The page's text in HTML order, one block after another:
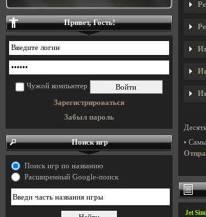
•
Jet
Привет, Гость!
Чужой компьютер
Зарегистрироваться
Забыл пароль
Поиск игр
Поиск игр по названию
Расширенный Google-поиск